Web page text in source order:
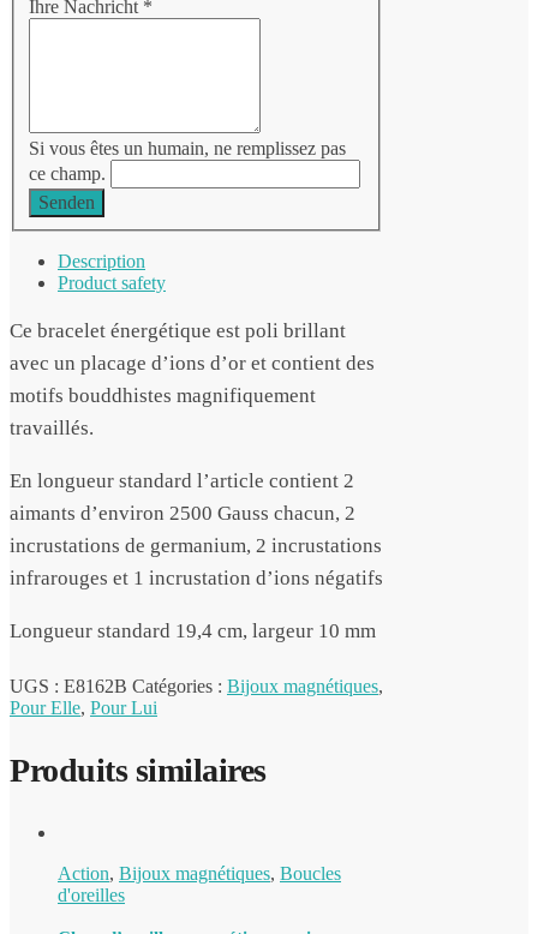
Ihre Nachricht *
Si vous êtes un humain, ne remplissez pas
ce champ.
Senden
Description
Product safety
Ce bracelet énergétique est poli brillant
avec un placage d’ions d’or et contient des
motifs bouddhistes magnifiquement
travaillés.
En longueur standard l’article contient 2
aimants d’environ 2500 Gauss chacun, 2
incrustations de germanium, 2 incrustations
infrarouges et 1 incrustation d’ions négatifs
Longueur standard 19,4 cm, largeur 10 mm
UGS : E8162B Catégories : Bijoux magnétiques,
Pour Elle, Pour Lui
Produits similaires
Action, Bijoux magnétiques, Boucles
d'oreilles